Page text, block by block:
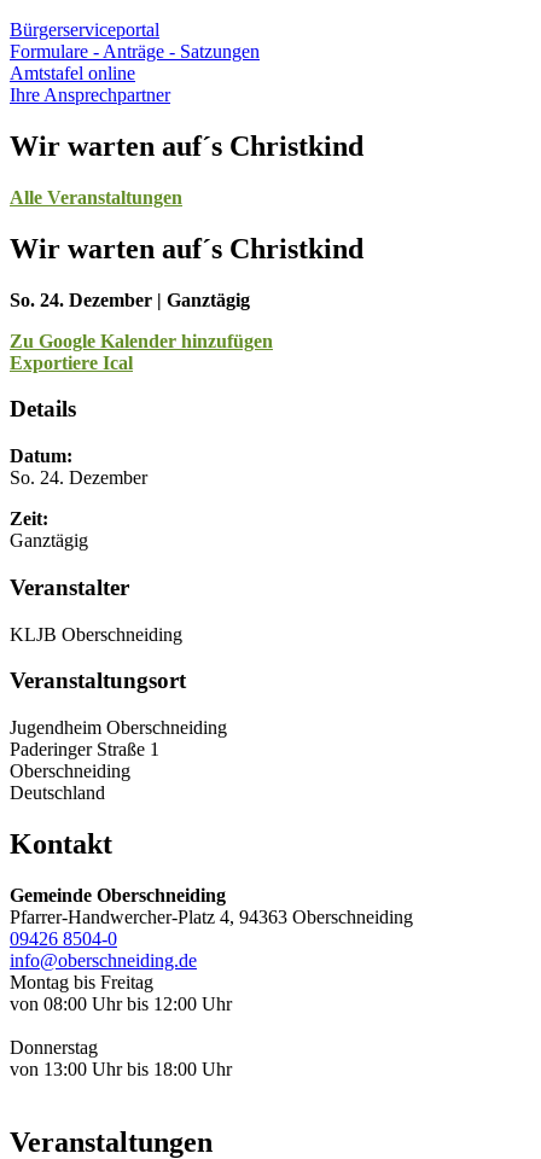
Bürgerserviceportal
Formulare - Anträge - Satzungen
Amtstafel online
Ihre Ansprechpartner
Wir warten auf´s Christkind
Alle Veranstaltungen
Wir warten auf´s Christkind
So. 24. Dezember | Ganztägig
Zu Google Kalender hinzufügen
Exportiere Ical
Details
Datum:
So. 24. Dezember
Zeit:
Ganztägig
Veranstalter
KLJB Oberschneiding
Veranstaltungsort
Jugendheim Oberschneiding
Paderinger Straße 1
Oberschneiding
Deutschland
Kontakt
Gemeinde Oberschneiding
Pfarrer-Handwercher-Platz 4, 94363 Oberschneiding
09426 8504-0
info@oberschneiding.de
Montag bis Freitag
von 08:00 Uhr bis 12:00 Uhr
Donnerstag
von 13:00 Uhr bis 18:00 Uhr
Veranstaltungen